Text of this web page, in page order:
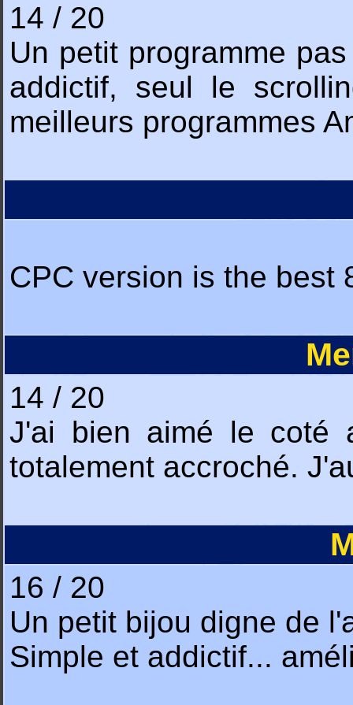
14 / 20
Un petit programme
addictif, seul le
meilleurs programmes
CPC version is the best
14 / 20
J'ai bien aimé le coté
totalement accroché.
16 / 20
Un petit bijou digne de
Simple et addictif...